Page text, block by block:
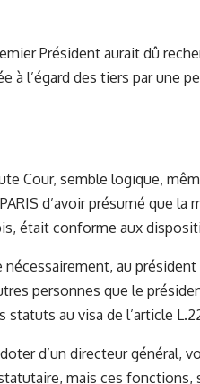
Président aurait dû
à l’égard des tiers par une
Cour, semble logique,
d’avoir présumé que
était conforme aux
au
personnes que le
statuts au visa de l’article
d’un directeur général,
mais ces fonctions,